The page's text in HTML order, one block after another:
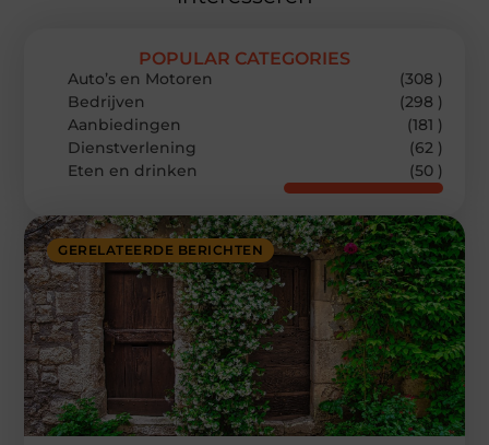
GERELATEERDE BERICHTEN
POPULAR CATEGORIES
Auto’s en Motoren
(308 )
Bedrijven
(298 )
Aanbiedingen
(181 )
Dienstverlening
(62 )
Eten en drinken
(50 )